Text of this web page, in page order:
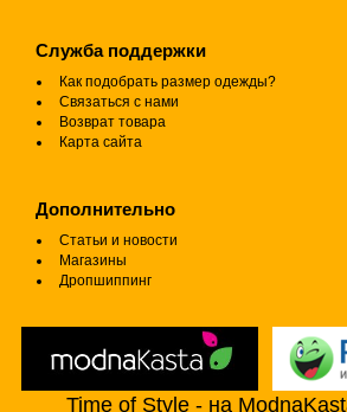
Служба поддержки
Как подобрать размер одежды?
Связаться с нами
Возврат товара
Карта сайта
Дополнительно
Статьи и новости
Магазины
Дропшиппинг
Time of Style - на